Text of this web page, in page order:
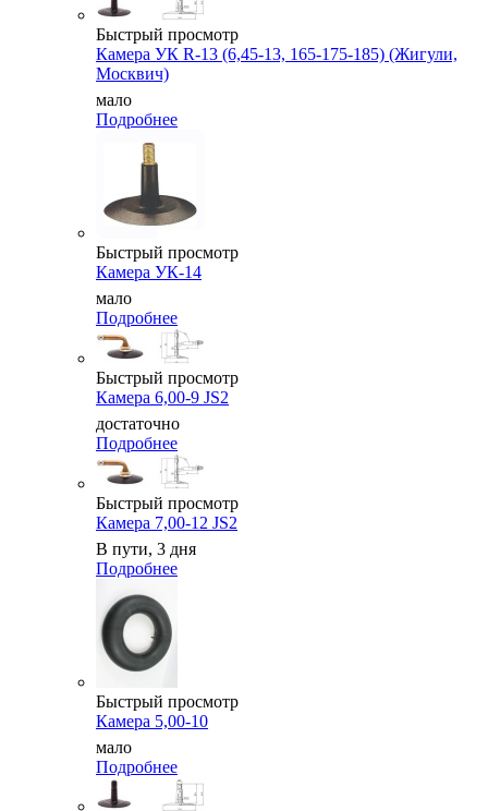
Быстрый просмотр
Камера УК R-13 (6,45-13, 165-175-185) (Жигули,
Москвич)
мало
Подробнее
Быстрый просмотр
Камера УК-14
мало
Подробнее
Быстрый просмотр
Камера 6,00-9 JS2
достаточно
Подробнее
Быстрый просмотр
Камера 7,00-12 JS2
В пути, 3 дня
Подробнее
Быстрый просмотр
Камера 5,00-10
мало
Подробнее